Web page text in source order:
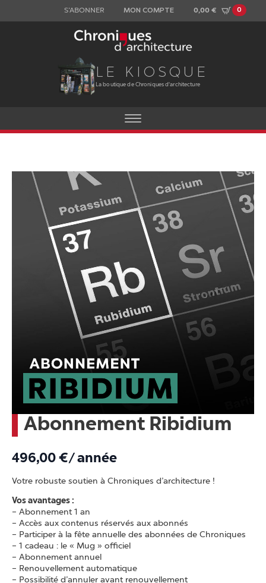
S’ABONNER MON COMPTE 0,00 € 0
LE KIOSQUE
La boutique de Chroniques d'architecture
Abonnement Ribidium
496,00 €/ année
Votre robuste soutien à Chroniques d’architecture !
Vos avantages :
– Abonnement 1 an
– Accès aux contenus réservés aux abonnés
– Participer à la fête annuelle des abonnées de Chroniques
– 1 cadeau : le « Mug » officiel
– Abonnement annuel
– Renouvellement automatique
– Possibilité d’annuler avant renouvellement